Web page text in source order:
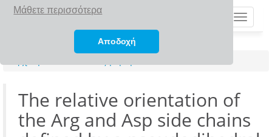
Μάθετε περισσότερα
Αποδοχή
Toggle
The relative orientation of
the Arg and Asp side chains